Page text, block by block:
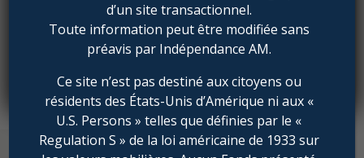
d’un site transactionnel.
Toute information peut être modifiée sans
préavis par Indépendance AM.
Ce site n’est pas destiné aux citoyens ou
résidents des États-Unis d’Amérique ni aux «
U.S. Persons » telles que définies par le «
Regulation S » de la loi américaine de 1933 sur